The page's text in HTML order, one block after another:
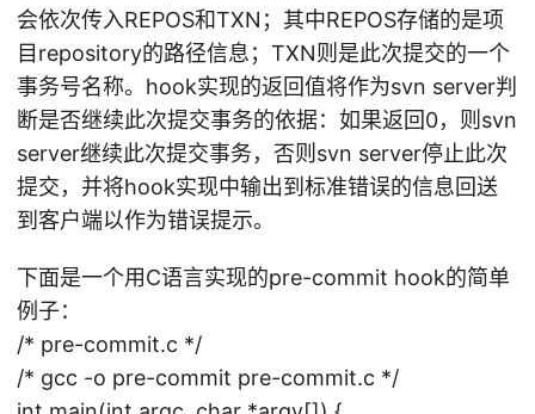
会依次传入REPOS和TXN；其中REPOS存储的是项
目repository的路径信息；TXN则是此次提交的一个
事务号名称。hook实现的返回值将作为svn server判
断是否继续此次提交事务的依据：如果返回0，则svn
server继续此次提交事务，否则svn server停止此次
提交，并将hook实现中输出到标准错误的信息回送
到客户端以作为错误提示。
下面是一个用C语言实现的pre-commit hook的简单
例子：
/* pre-commit.c */
/* gcc -o pre-commit pre-commit.c */